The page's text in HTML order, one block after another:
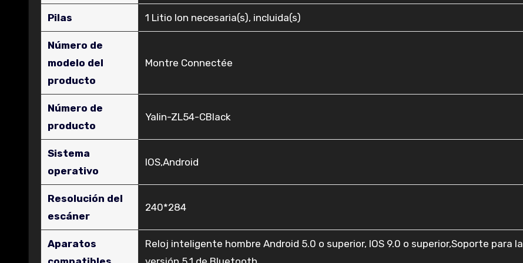
Pilas ‎1 Litio Ion necesaria(s), incluida(s)
Número de
modelo del
producto
‎Montre Connectée
Número de
producto
‎Yalin-ZL54-CBlack
Sistema
operativo
‎IOS,Android
Resolución del
escáner
‎240*284
Aparatos
‎Reloj inteligente hombre Android 5.0 o superior, IOS 9.0 o superior,Soporte para la